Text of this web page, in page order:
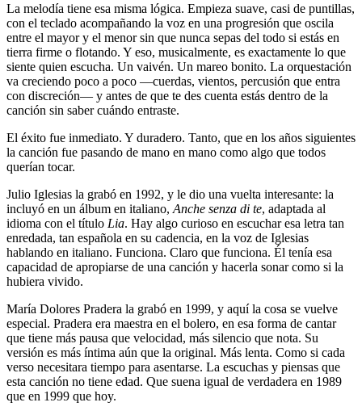
La melodía tiene esa misma lógica. Empieza suave, casi de puntillas,
con el teclado acompañando la voz en una progresión que oscila
entre el mayor y el menor sin que nunca sepas del todo si estás en
tierra firme o flotando. Y eso, musicalmente, es exactamente lo que
siente quien escucha. Un vaivén. Un mareo bonito. La orquestación
va creciendo poco a poco —cuerdas, vientos, percusión que entra
con discreción— y antes de que te des cuenta estás dentro de la
canción sin saber cuándo entraste.
El éxito fue inmediato. Y duradero. Tanto, que en los años siguientes
la canción fue pasando de mano en mano como algo que todos
querían tocar.
Julio Iglesias la grabó en 1992, y le dio una vuelta interesante: la
incluyó en un álbum en italiano, Anche senza di te, adaptada al
idioma con el título Lia. Hay algo curioso en escuchar esa letra tan
enredada, tan española en su cadencia, en la voz de Iglesias
hablando en italiano. Funciona. Claro que funciona. Él tenía esa
capacidad de apropiarse de una canción y hacerla sonar como si la
hubiera vivido.
María Dolores Pradera la grabó en 1999, y aquí la cosa se vuelve
especial. Pradera era maestra en el bolero, en esa forma de cantar
que tiene más pausa que velocidad, más silencio que nota. Su
versión es más íntima aún que la original. Más lenta. Como si cada
verso necesitara tiempo para asentarse. La escuchas y piensas que
esta canción no tiene edad. Que suena igual de verdadera en 1989
que en 1999 que hoy.